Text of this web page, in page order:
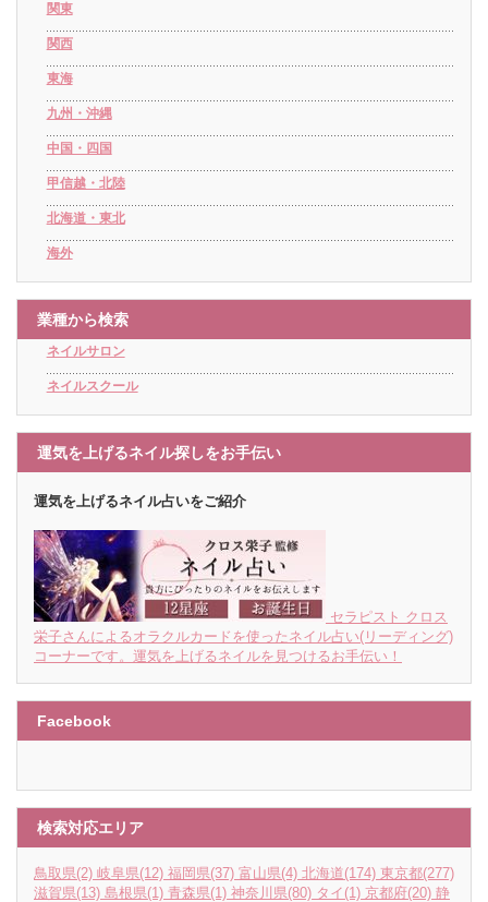
関東
関西
東海
九州・沖縄
中国・四国
甲信越・北陸
北海道・東北
海外
業種から検索
ネイルサロン
ネイルスクール
運気を上げるネイル探しをお手伝い
運気を上げるネイル占いをご紹介
セラピスト クロス
栄子さんによるオラクルカードを使ったネイル占い(リーディング)
コーナーです。運気を上げるネイルを見つけるお手伝い！
Facebook
検索対応エリア
鳥取県(2) 岐阜県(12) 福岡県(37) 富山県(4) 北海道(174) 東京都(277)
滋賀県(13) 島根県(1) 青森県(1) 神奈川県(80) タイ (1) 京都府(20) 静